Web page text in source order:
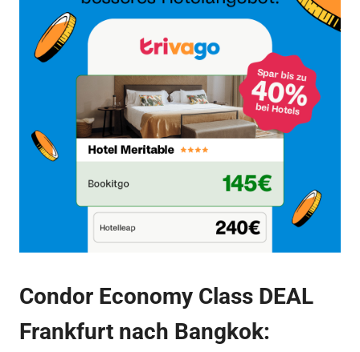
Condor Economy Class DEAL
Frankfurt nach Bangkok: